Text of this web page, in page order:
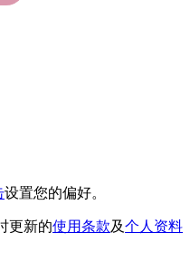
设置您的偏好。
更新的使用条款及个人资料